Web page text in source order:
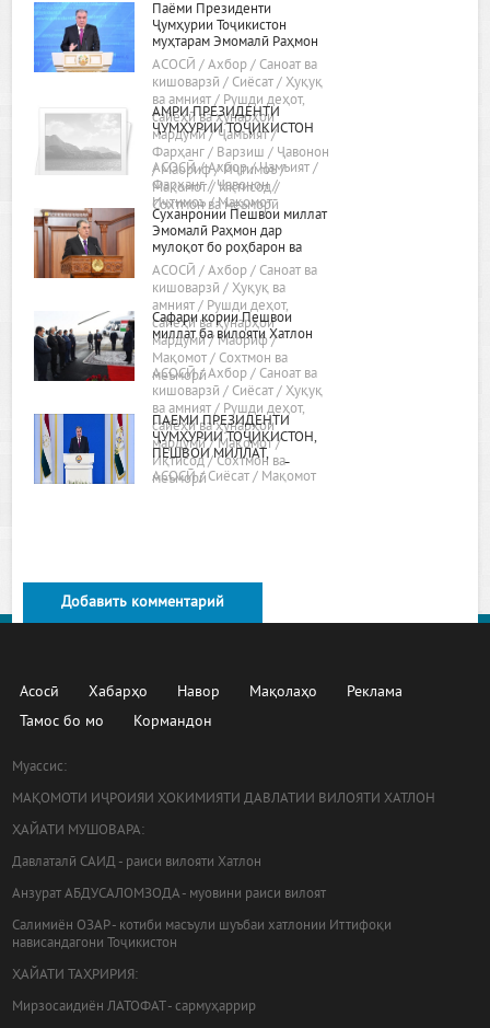
Паёми Президенти
Ҷумҳурии Тоҷикистон
муҳтарам Эмомалӣ Раҳмон
«Дар бораи самтҳои асосии
сиёсати дохилӣ ва хориҷии
ҷумҳурӣ»
АСОСӢ / Ахбор / Саноат ва
кишоварзӣ / Сиёсат / Ҳуқуқ
ва амният / Рушди деҳот,
сайёҳӣ ва ҳунарҳои
мардумӣ / Ҷамъият /
Фарҳанг / Варзиш / Ҷавонон
/ Маориф / Иҷтимоъ /
Мақомот / Иқтисод /
Сохтмон ва меъморӣ
АМРИ ПРЕЗИДЕНТИ
ҶУМҲУРИИ ТОҶИКИСТОН
АСОСӢ / Ахбор / Ҷамъият /
Фарҳанг / Ҷавонон /
Иҷтимоъ / Мақомот
Суханронии Пешвои миллат
Эмомалӣ Раҳмон дар
мулоқот бо роҳбарон ва
фаъолони вилояти Хатлон
24.02.2022, шаҳри Бохтар
АСОСӢ / Ахбор / Саноат ва
кишоварзӣ / Ҳуқуқ ва
амният / Рушди деҳот,
сайёҳӣ ва ҳунарҳои
мардумӣ / Маориф /
Мақомот / Сохтмон ва
меъморӣ
Сафари кории Пешвои
миллат ба вилояти Хатлон
АСОСӢ / Ахбор / Саноат ва
кишоварзӣ / Сиёсат / Ҳуқуқ
ва амният / Рушди деҳот,
сайёҳӣ ва ҳунарҳои
мардумӣ / Мақомот /
Иқтисод / Сохтмон ва
меъморӣ
ПАЁМИ ПРЕЗИДЕНТИ
ҶУМҲУРИИ ТОҶИКИСТОН,
ПЕШВОИ МИЛЛАТ,
МУҲТАРАМ ЭМОМАЛӢ
РАҲМОН БА МАҶЛИСИ ОЛӢ
АСОСӢ / Сиёсат / Мақомот
Добавить комментарий
Асосӣ Хабарҳо Навор Мақолаҳо
Реклама
Тамос бо мо
Кормандон
Муассис:
МАҚОМОТИ ИҶРОИЯИ ҲОКИМИЯТИ ДАВЛАТИИ ВИЛОЯТИ ХАТЛОН
ҲАЙАТИ МУШОВАРА:
Давлаталӣ САИД - раиси вилояти Хатлон
Анзурат АБДУСАЛОМЗОДА - муовини раиси вилоят
Салимиён ОЗАР - котиби масъули шуъбаи хатлонии Иттифоқи
нависандагони Тоҷикистон
ҲАЙАТИ ТАҲРИРИЯ:
Мирзосаидиён ЛАТОФАТ - сармуҳаррир